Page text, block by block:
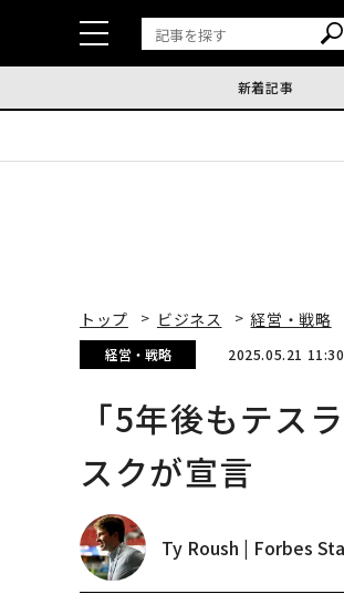
新着記事
トップ ビジネス 経営・戦略
経営・戦略 2025.05.21 11:30
「5年後もテス
スクが宣言
Ty Roush | Forbes